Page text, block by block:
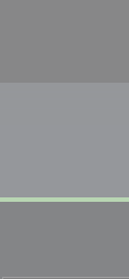
en matière de